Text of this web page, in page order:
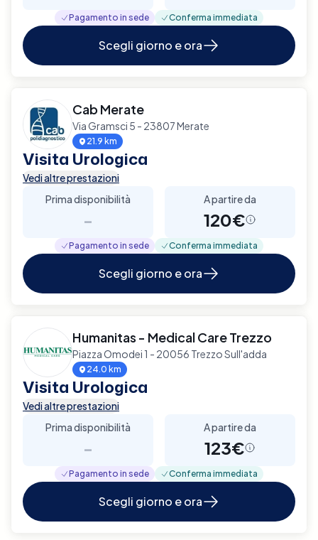
Pagamento in sede Conferma immediata
Scegli giorno e ora
Cab Merate
Via Gramsci 5 - 23807 Merate
21.9 km
Visita Urologica
Vedi altre prestazioni
Prima disponibilità
-
A partire da
120€
Pagamento in sede Conferma immediata
Scegli giorno e ora
Humanitas - Medical Care Trezzo
Piazza Omodei 1 - 20056 Trezzo Sull'adda
24.0 km
Visita Urologica
Vedi altre prestazioni
Prima disponibilità
-
A partire da
123€
Pagamento in sede Conferma immediata
Scegli giorno e ora